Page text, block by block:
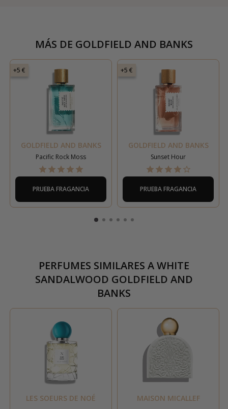
MÁS DE GOLDFIELD AND BANKS
+5 €
GOLDFIELD AND BANKS
Pacific Rock Moss
PRUEBA FRAGANCIA
+5 €
GOLDFIELD AND BANKS
Sunset Hour
PRUEBA FRAGANCIA
PERFUMES SIMILARES AWHITE
SANDALWOOD GOLDFIELD AND
BANKS
LES SOEURS DE NOÉ MAISON MICALLEF